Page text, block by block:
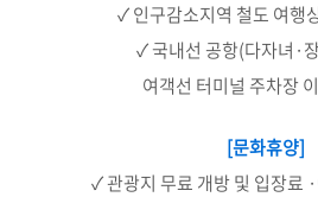
✓ 인구감소지역 철도 여행
✓ 국내선 공항(다자녀·
여객선 터미널 주차장
[문화휴양]
✓ 관광지 무료 개방 및 입장료